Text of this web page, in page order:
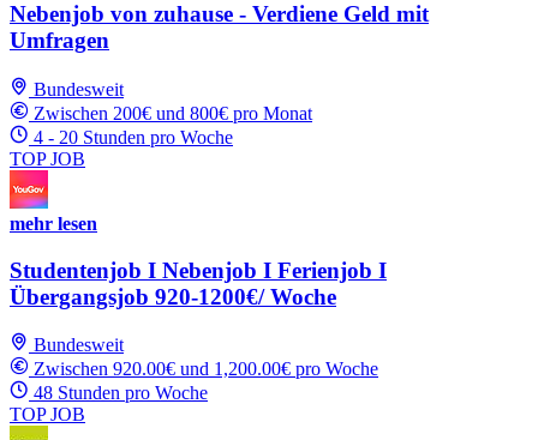
Nebenjob von zuhause - Verdiene Geld mit
Umfragen
Bundesweit
Zwischen 200€ und 800€ pro Monat
4 - 20 Stunden pro Woche
TOP JOB
mehr lesen
Studentenjob I Nebenjob I Ferienjob I
Übergangsjob 920-1200€/ Woche
Bundesweit
Zwischen 920.00€ und 1,200.00€ pro Woche
48 Stunden pro Woche
TOP JOB